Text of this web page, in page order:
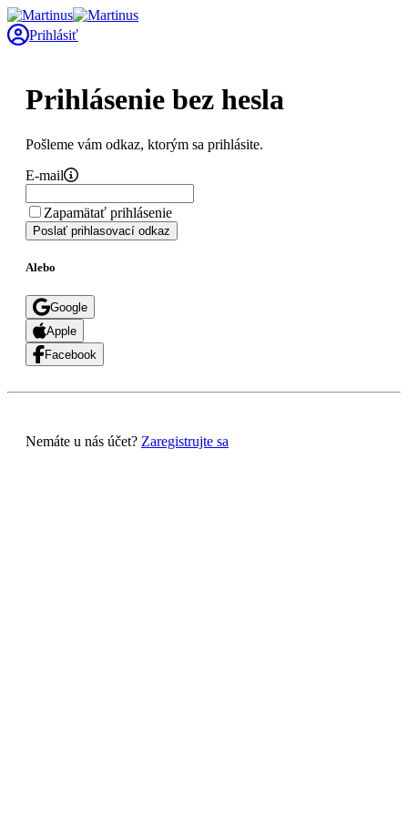
Prihlásiť
Prihlásenie bez hesla
Pošleme vám odkaz, ktorým sa prihlásite.
E-mail
Zapamätať prihlásenie
Poslať prihlasovací odkaz
Alebo
Google
Apple
Facebook
Nemáte u nás účet? Zaregistrujte sa